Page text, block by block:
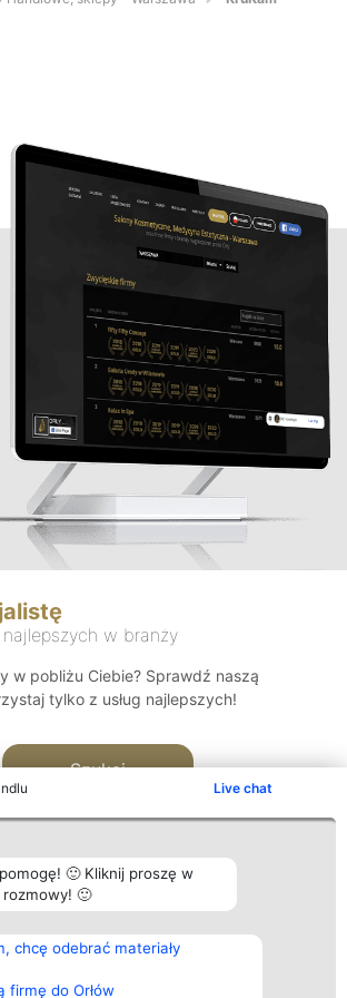
Live chat
🙂 Kliknij proszę w
🙂
chcę odebrać materiały
firmę do Orłów
w branży
w pobliżu Ciebie? Sprawdź naszą
tylko z usług najlepszych!
Szukaj
o.
Plebiscyt
Laureaci
wszystkich
Kontakt
Kontakt